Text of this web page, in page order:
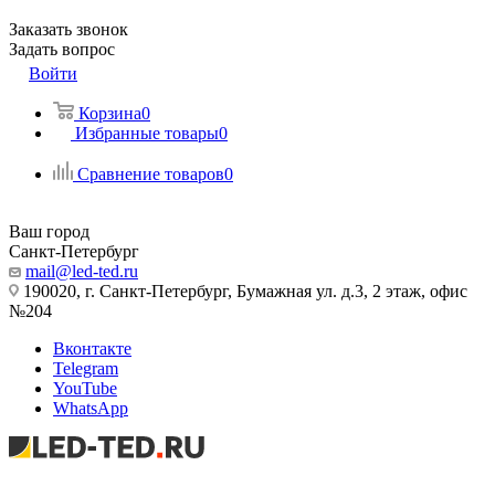
Заказать звонок
Задать вопрос
Войти
Корзина0
Избранные товары0
Сравнение товаров0
Ваш город
Санкт-Петербург
mail@led-ted.ru
190020, г. Санкт-Петербург, Бумажная ул. д.3, 2 этаж, офис
№204
Вконтакте
Telegram
YouTube
WhatsApp